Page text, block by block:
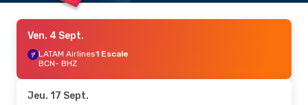
Ven. 4 Sept.
LATAM Airlines1 Escale
BCN- BHZ
Jeu. 17 Sept.